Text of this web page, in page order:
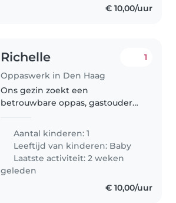
€ 10,00/uur
Richelle
Oppaswerk in Den Haag
1
Ons gezin zoekt een
betrouwbare oppas, gastouder
helpen-ouders) voor onze kleine.
Een 7 maanden oude baby vol
energie en nieuwsgierigheid die
graag speelt!..
Aantal kinderen: 1
Leeftijd van kinderen: Baby
Laatste activiteit: 2 weken
geleden
€ 10,00/uur